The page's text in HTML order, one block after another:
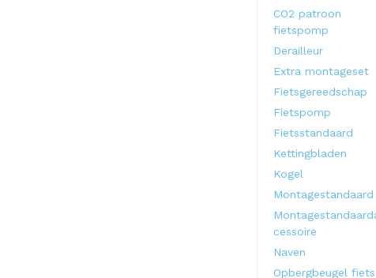
CO2 patroon
fietspomp
Derailleur
Extra montageset
Fietsgereedschap
Fietspomp
Fietsstandaard
Kettingbladen
Kogel
Montagestandaard
cessoire
Naven
Opbergbeugel fiets